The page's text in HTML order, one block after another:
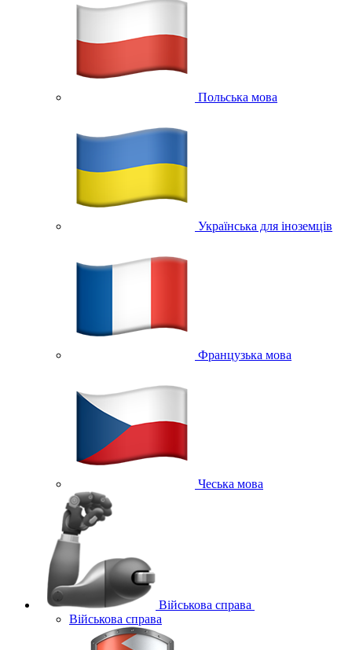
Польська мова
Українська для іноземців
Французька мова
Чеська мова
Військова справа
Військова справа